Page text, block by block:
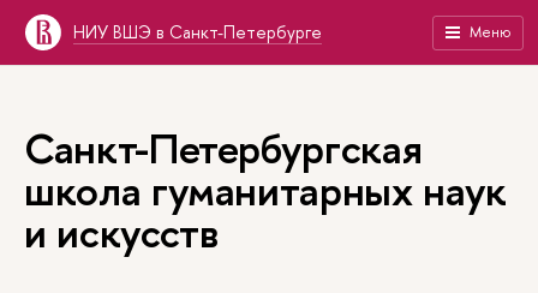
НИУ ВШЭ в Санкт-Петербурге Меню
Санкт-Петербургская
школа гуманитарных наук
и искусств